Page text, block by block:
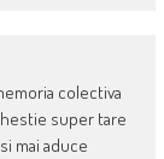
colectiva
super tare
mai aduce